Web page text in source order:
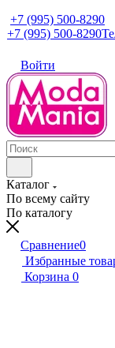
+7 (995) 500-8290
+7 (995) 500-8290
Войти
Каталог
По всему сайту
По каталогу
Сравнение0
Избранные
Корзина 0